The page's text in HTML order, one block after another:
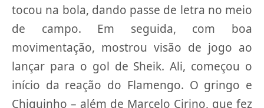
tocou na bola, dando passe de letra no meio
de campo. Em seguida, com boa
movimentação, mostrou visão de jogo ao
lançar para o gol de Sheik. Ali, começou o
início da reação do Flamengo. O gringo e
Chiquinho – além de Marcelo Cirino, que fez